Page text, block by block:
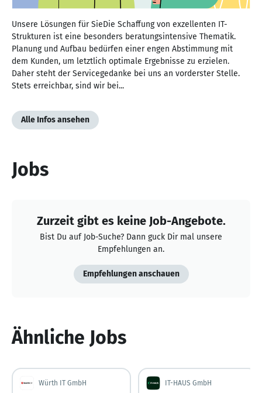
Unsere Lösungen für SieDie Schaffung von exzellenten IT-
Strukturen ist eine besonders beratungsintensive Thematik.
Planung und Aufbau bedürfen einer engen Abstimmung mit
dem Kunden, um letztlich optimale Ergebnisse zu erzielen.
Daher steht der Servicegedanke bei uns an vorderster Stelle.
Stets erreichbar, sind wir bei...
Alle Infos ansehen
Jobs
Zurzeit gibt es keine Job-Angebote.
Bist Du auf Job-Suche? Dann guck Dir mal unsere
Empfehlungen an.
Empfehlungen anschauen
Ähnliche Jobs
Würth IT GmbH IT-HAUS GmbH